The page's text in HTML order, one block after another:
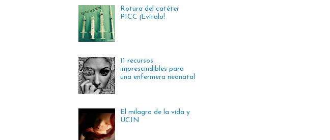
Rotura del catéter
PICC ¡Evítalo!
11 recursos
imprescindibles para
una enfermera neonatal
El milagro de la vida y
UCIN